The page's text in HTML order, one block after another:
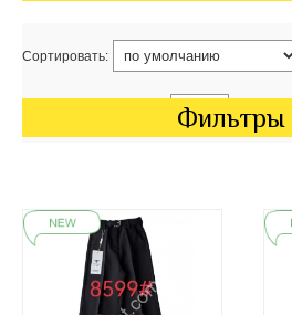
Фильтры
Сортировать: